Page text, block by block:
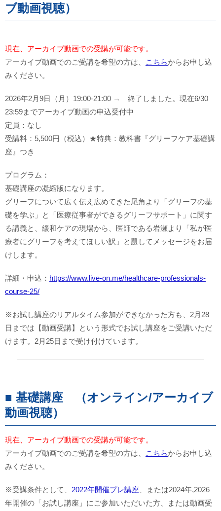
ブ動画視聴）
現在、アーカイブ動画での受講が可能です。
アーカイブ動画でのご受講を希望の方は、
こちらからお申し込
みください。
2026年2月9日（月）19:00-21:00 → 終了しました。現在6/30
23:59までアーカイブ動画の申込受付中
定員：なし
受講料：5,500円（税込）★特典：教科書『グリーフケア基礎講
座』つき
プログラム：
基礎講座の凝縮版になります。
グリーフについて広く伝え広めてきた尾角より「グリーフの基
礎を学ぶ」と「医療従事者ができるグリーフサポート」に関す
る講義と、緩和ケアの現場から、医師である岩瀬より「私が医
療者にグリーフを考えてほしい訳」と題してメッセージをお届
けします。
詳細・申込： https://www.live-on.me/healthcare-professionals-
course-25/
※お試し講座のリアルタイム参加ができなかった方も、2月28
日までは【動画受講】という形式でお試し講座をご受講いただ
けます。2月25日まで受け付けています。
■ 基礎講座 （オンライン/アーカイブ
動画視聴）
現在、アーカイブ動画での受講が可能です。
アーカイブ動画でのご受講を希望の方は、
こちらからお申し込
みください。
※受講条件として、 2022年開催プレ講座 、または2024年,2026
年開催の「お試し講座」にご参加いただいた方、または動画受